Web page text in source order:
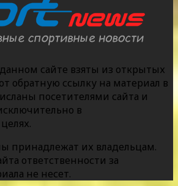
сайте взяты из открытых
обратную ссылку на материал в
посетителями сайта и
в
принадлежат их владельцам.
ответственности за
не несет.